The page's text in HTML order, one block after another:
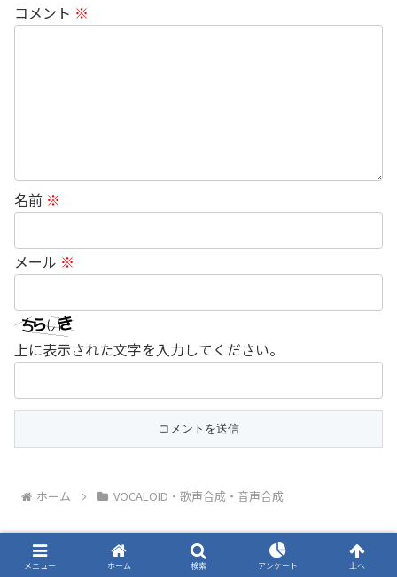
コメント ※
名前 ※
メール ※
上に表示された文字を入力してください。
ホーム VOCALOID・歌声合成・音声合成
スポンサーリンク
メニュー ホーム 検索 アンケート 上へ